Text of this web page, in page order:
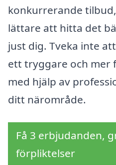
konkurrerande
lättare att hitta det
just dig. Tveka inte
ett tryggare och mer
med hjälp av
ditt närområde.
Få 3 erbjudanden,
förpliktelser